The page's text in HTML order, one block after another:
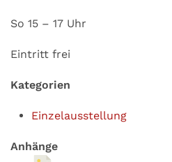
So 15 – 17 Uhr
Eintritt frei
Kategorien
Einzelausstellung
Anhänge